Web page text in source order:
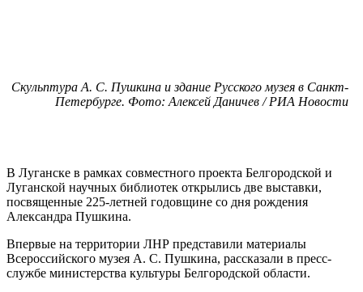
Скульптура А. С. Пушкина и здание Русского музея в Санкт-
Петербурге. Фото: Алексей Даничев / РИА Новости
В Луганске в рамках совместного проекта Белгородской и
Луганской научных библиотек открылись две выставки,
посвященные 225-летней годовщине со дня рождения
Александра Пушкина.
Впервые на территории ЛНР представили материалы
Всероссийского музея А. С. Пушкина, рассказали в пресс-
службе министерства культуры Белгородской области.